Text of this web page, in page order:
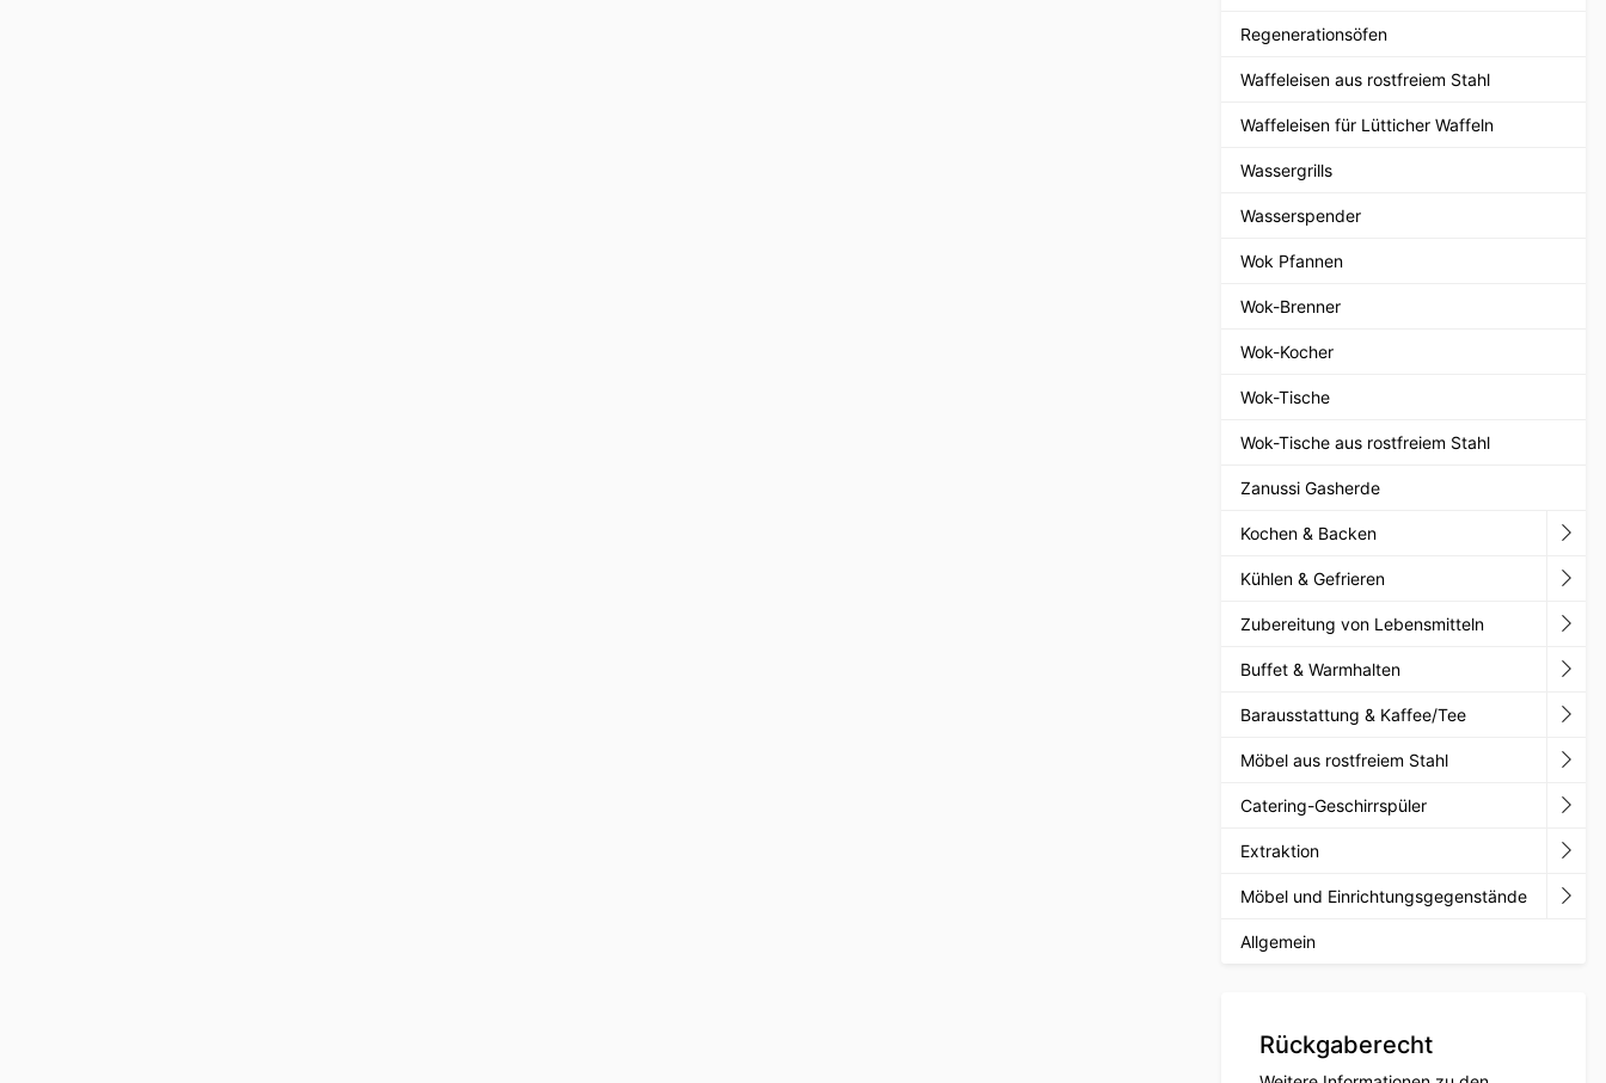
Regenerationsöfen
Waffeleisen aus rostfreiem Stahl
Waffeleisen für Lütticher Waffeln
Wassergrills
Wasserspender
Wok Pfannen
Wok-Brenner
Wok-Kocher
Wok-Tische
Wok-Tische aus rostfreiem Stahl
Zanussi Gasherde
Kochen & Backen
Kühlen & Gefrieren
Zubereitung von Lebensmitteln
Buffet & Warmhalten
Barausstattung & Kaffee/Tee
Möbel aus rostfreiem Stahl
Catering-Geschirrspüler
Extraktion
Möbel und Einrichtungsgegenstände
Allgemein
Rückgaberecht